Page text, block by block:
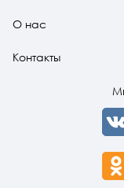
О нас
Контакты
OK